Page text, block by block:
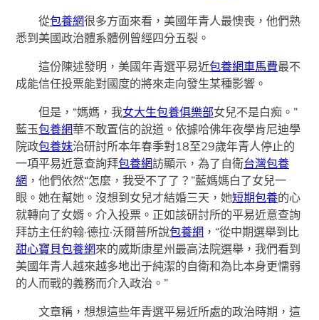
從包養網很多方面來看，美國年青人最懊喪，他們熟
悉到美國政治體系體例曾經四分五裂。
這份陳述發明，美國年青選平易近包養網車馬費最不
成能信任投票能對國度的將來走向發生某種影響。
但是，“媽媽，我女大生包養俱樂部女兒不是白痴。”
藍玉包養網華不敢置信的說道。依據哈佛年夜學肯尼迪學
院政包養妹治研討所本年春季對18至29歲年青人停止的
一項平易近意查詢拜包養網訪顯示，為了自衛台灣包養
網 ，他們依然“怎麼，我受不了了？”藍媽媽白了女兒一
眼。她在幫她。沒想到女兒才結婚三天，她短期包養的心
就轉向了女婿。介入投票。正如該研討所的平易近意查詢
拜訪主任約翰·德拉·沃爾普所說包養網 ，“從中期選舉到比
甜心寶貝包養網來的威斯康星州最高法院選舉，我們看到
美國年青人越來越多地出于純潔的自衛和為比本身更懦弱
的人而戰的義務而介入政治。”
文章稱，想想這些年青選平易近所處的政治時期，這